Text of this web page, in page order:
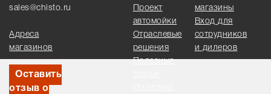
sales@chisto.ru
Адреса
магазинов
Оставить
отзыв о
Проект
автомойки
Отраслевые
решения
Полезные
магазины
Вход для
сотрудников
и дилеров